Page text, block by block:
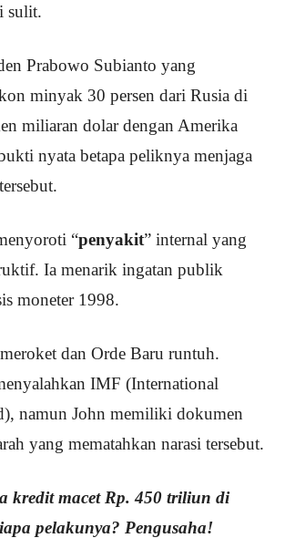
sulit.
Prabowo Subianto yang
minyak 30 persen dari Rusia di
miliaran dolar dengan Amerika
nyata betapa peliknya menjaga
“penyakit” internal yang
Ia menarik ingatan publik
moneter 1998.
dan Orde Baru runtuh.
IMF (International
namun John memiliki dokumen
yang mematahkan narasi tersebut.
kredit macet Rp. 450 triliun di
pelakunya? Pengusaha!